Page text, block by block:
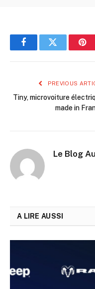
FacebookTwitter
PREVIOUS
Tiny, microvoiture
made in
Le Blog
A LIRE AUSSI